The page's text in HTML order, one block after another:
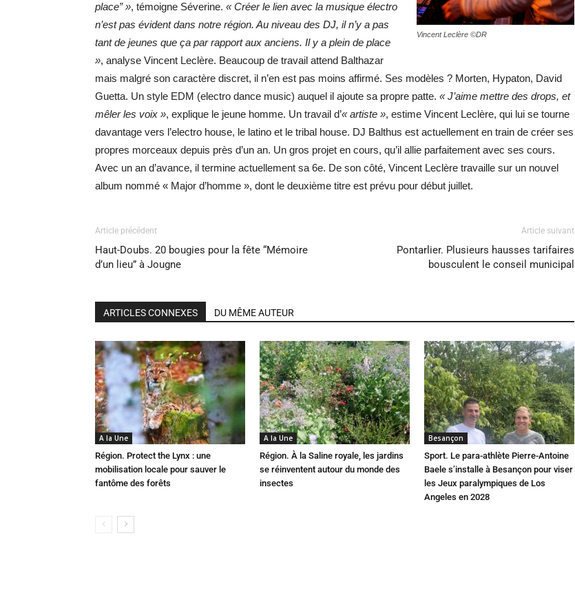
Vincent Leclère ©DR
place” », témoigne Séverine. « Créer le lien avec la musique électro
n’est pas évident dans notre région. Au niveau des DJ, il n’y a pas
tant de jeunes que ça par rapport aux anciens. Il y a plein de place
», analyse Vincent Leclère. Beaucoup de travail attend Balthazar
mais malgré son caractère discret, il n’en est pas moins affirmé. Ses modèles ? Morten, Hypaton, David
Guetta. Un style EDM (electro dance music) auquel il ajoute sa propre patte. « J’aime mettre des drops, et
mêler les voix », explique le jeune homme. Un travail d’« artiste », estime Vincent Leclère, qui lui se tourne
davantage vers l’electro house, le latino et le tribal house. DJ Balthus est actuellement en train de créer ses
propres morceaux depuis près d’un an. Un gros projet en cours, qu’il allie parfaitement avec ses cours.
Avec un an d’avance, il termine actuellement sa 6e. De son côté, Vincent Leclère travaille sur un nouvel
album nommé « Major d’homme », dont le deuxième titre est prévu pour début juillet.
Article précédent
Haut-Doubs. 20 bougies pour la fête “Mémoire
d’un lieu” à Jougne
Article suivant
Pontarlier. Plusieurs hausses tarifaires
bousculent le conseil municipal
ARTICLES CONNEXES DU MÊME AUTEUR
A la Une
Région. Protect the Lynx : une
mobilisation locale pour sauver le
fantôme des forêts
A la Une
Région. À la Saline royale, les jardins
se réinventent autour du monde des
insectes
Besançon
Sport. Le para-athlète Pierre-Antoine
Baele s’installe à Besançon pour viser
les Jeux paralympiques de Los
Angeles en 2028